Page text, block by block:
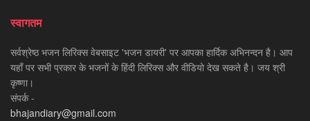
स्वागतम
सर्वश्रेष्ठ भजन लिरिक्स वेबसाइट 'भजन डायरी' पर आपका हार्दिक अभिनन्दन है। आप
यहाँ पर सभी प्रकार के भजनों के हिंदी लिरिक्स और वीडियो देख सकते है। जय श्री
कृष्णा।
संपर्क -
bhajandiary@gmail.com